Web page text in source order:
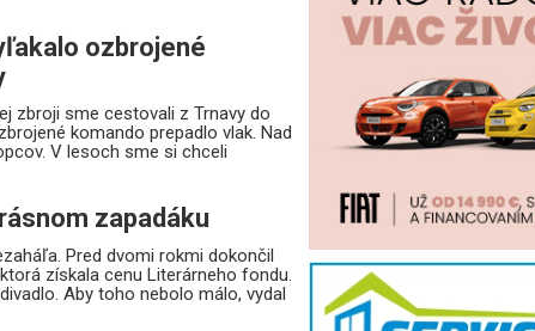
ozbrojené
zbroji sme cestovali z Trnavy do
komando prepadlo vlak. Nad
V lesoch sme si chceli
zapadáku
Pred dvomi rokmi dokončil
získala cenu Literárneho fondu.
Aby toho nebolo málo, vydal